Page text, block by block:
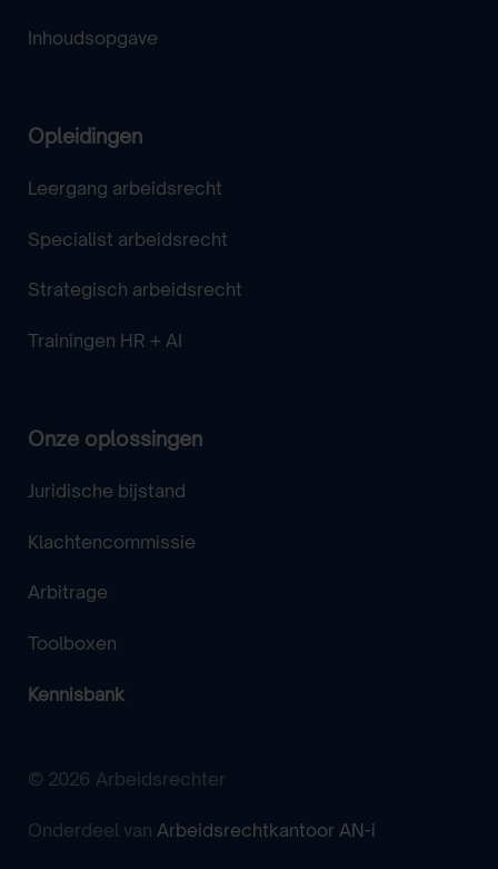
Inhoudsopgave
Opleidingen
Leergang arbeidsrecht
Specialist arbeidsrecht
Strategisch arbeidsrecht
Trainingen HR + AI
Onze oplossingen
Juridische bijstand
Klachtencommissie
Arbitrage
Toolboxen
Kennisbank
© 2026 Arbeidsrechter
Onderdeel van Arbeidsrechtkantoor AN-i